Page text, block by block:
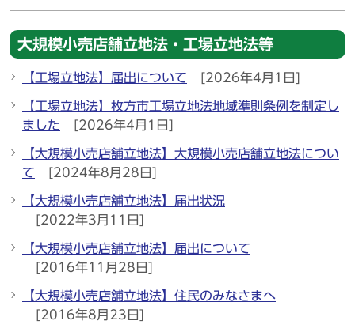
大規模小売店舗立地法・工場立地法等
【工場立地法】届出について [2026年4月1日]
【工場立地法】枚方市工場立地法地域準則条例を制定し
ました
[2026年4月1日]
【大規模小売店舗立地法】大規模小売店舗立地法につい
て
[2024年8月28日]
【大規模小売店舗立地法】届出状況
[2022年3月11日]
【大規模小売店舗立地法】届出について
[2016年11月28日]
【大規模小売店舗立地法】住民のみなさまへ
[2016年8月23日]